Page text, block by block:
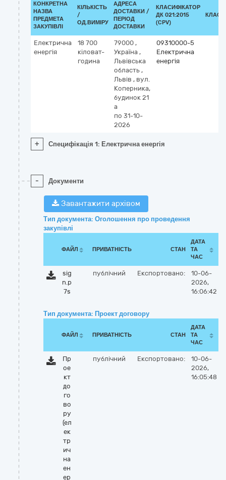
КОНКРЕТНА
НАЗВА
ПРЕДМЕТА
ЗАКУПІВЛІ
КІЛЬКІСТЬ
/
ОД.ВИМІРУ
АДРЕСА
ДОСТАВКИ /
ПЕРІОД
ДОСТАВКИ
КЛАСИФІКАТОР
ДК 021:2015
(CPV)
Електрична
енергія
18 700
кіловат-
година
79000 ,
Україна ,
Львівська
область ,
Львів , вул.
Коперника,
будинок 21
а
по 31-10-
2026
09310000-5
Електрична
енергія
+ Специфікація 1: Електрична енергія
- Документи
Завантажити архівом
Тип документа: Оголошення про проведення
закупівлі
ФАЙЛ ПРИВАТНІСТЬ СТАН
ДАТА
ТА
ЧАС
sig
n.p
7s
публічний Експортовано:
10-06-
2026,
16:06:42
Тип документа: Проект договору
ФАЙЛ ПРИВАТНІСТЬ СТАН
ДАТА
ТА
ЧАС
Пр
ое
кт
до
го
во
ру
(ел
ек
тр
ич
на
ен
ер
публічний Експортовано:
10-06-
2026,
16:05:48